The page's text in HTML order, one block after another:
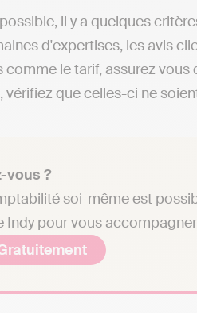
il y a quelques
d'expertises, les avis
le tarif, assurez
que celles-ci ne
vous ?
soi-même est
Indy pour vous